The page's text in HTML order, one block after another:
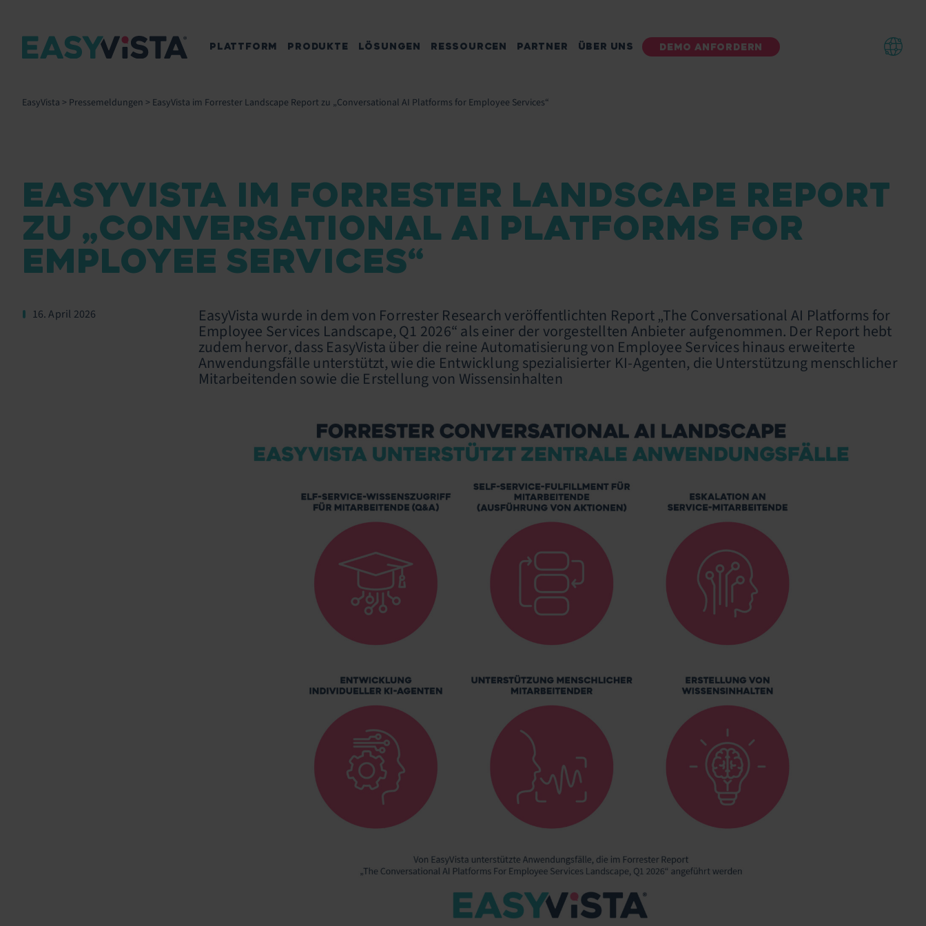
DEMO ANFORDERN
PLATTFORM PRODUKTE LÖSUNGEN RESSOURCEN PARTNER ÜBER UNS
EasyVista > Pressemeldungen > EasyVista im Forrester Landscape Report zu „Conversational AI Platforms for Employee Services“
EASYVISTA IM FORRESTER LANDSCAPE REPORT
ZU „CONVERSATIONAL AI PLATFORMS FOR
EMPLOYEE SERVICES“
16. April 2026 EasyVista wurde in dem von Forrester Research veröffentlichten Report „The Conversational AI Platforms for
Employee Services Landscape, Q1 2026“ als einer der vorgestellten Anbieter aufgenommen. Der Report hebt
zudem hervor, dass EasyVista über die reine Automatisierung von Employee Services hinaus erweiterte
Anwendungsfälle unterstützt, wie die Entwicklung spezialisierter KI-Agenten, die Unterstützung menschlicher
Mitarbeitenden sowie die Erstellung von Wissensinhalten